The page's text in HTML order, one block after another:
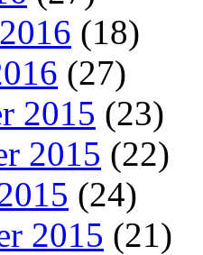
(18)
(27)
2015 (23)
2015 (22)
(24)
2015 (21)